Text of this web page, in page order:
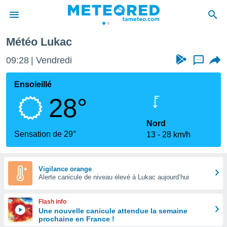
de
Météo Lukac
09:28 Vendredi ...
Ensoleillé
28°
Sensation de 29°
Nord
13
28 km/h
Vigilance orange
Alerte canicule de niveau élevé à Lukac aujourd’hui
Flash info
Une nouvelle canicule attendue la semaine
prochaine en France !